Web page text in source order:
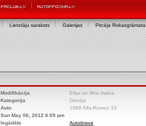
Lietotāju saraksts Galerijas Pircēja Rokasgrāmata
Modifikācija
Ellas un filtra maina
Kategorija
Dzinējs
Auto
1988 Alfa-Romeo 33
Sun May 06, 2012 6:09 pm
Iegādāts
Autobrava